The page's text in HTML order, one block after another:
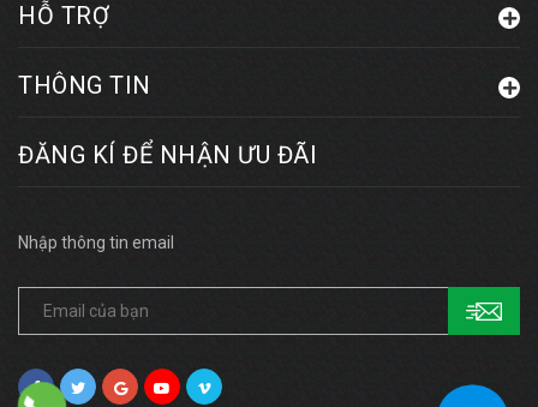
HỖ TRỢ
THÔNG TIN
ĐĂNG KÍ ĐỂ NHẬN ƯU ĐÃI
Nhập thông tin email